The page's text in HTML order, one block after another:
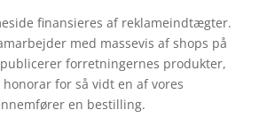
finansieres af reklameindtægter.
med massevis af shops på
forretningernes produkter,
for så vidt en af vores
en bestilling.